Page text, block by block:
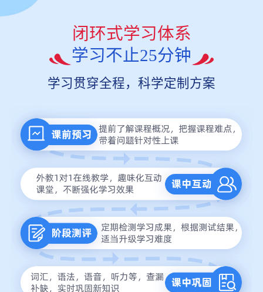
闭环式学习体系
学习不止25分钟
学习贯穿全程，科学定制方案